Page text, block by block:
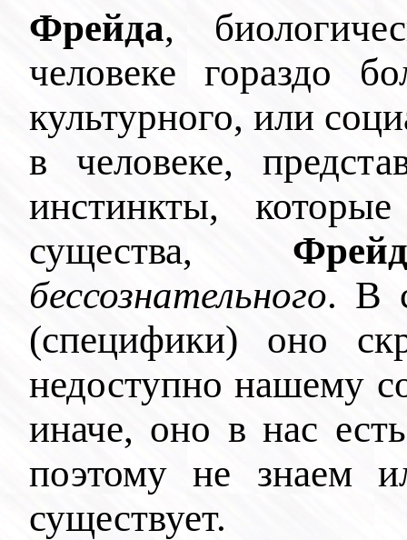
Фрейда,
человеке гораздо
культурного, или
в человеке,
инстинкты,
существа,
бессознательного. В
(специфики) оно
недоступно нашему
иначе, оно в нас
поэтому не знаем
существует.